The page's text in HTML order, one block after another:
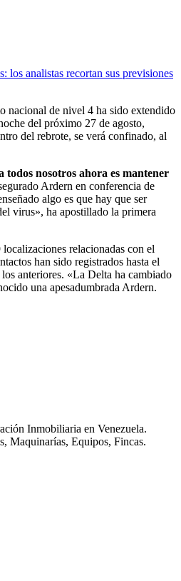
los analistas recortan sus previsiones
nacional de nivel 4 ha sido extendido
del próximo 27 de agosto,
del rebrote, se verá confinado, al
todos nosotros ahora es mantener
Ardern en conferencia de
algo es que hay que ser
virus», ha apostillado la primera
relacionadas con el
han sido registrados hasta el
anteriores. «La Delta ha cambiado
una apesadumbrada Ardern.
Inmobiliaria en Venezuela.
Maquinarías, Equipos, Fincas.